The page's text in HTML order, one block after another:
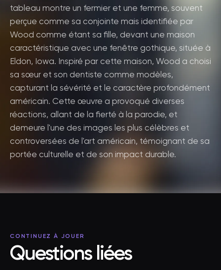
tableau montre un fermier et une femme, souvent
perçue comme sa conjointe mais identifiée par
Wood comme étant sa fille, devant une maison
caractéristique avec une fenêtre gothique, située à
Eldon, Iowa. Inspiré par cette maison, Wood a choisi
sa sœur et son dentiste comme modèles,
capturant la sévérité et le caractère profondément
américain. Cette œuvre a provoqué diverses
réactions, allant de la fierté à la parodie, et
demeure l'une des images les plus célèbres et
controversées de l'art américain, témoignant de sa
portée culturelle et de son impact durable.
CONTINUEZ À JOUER
Questions liées